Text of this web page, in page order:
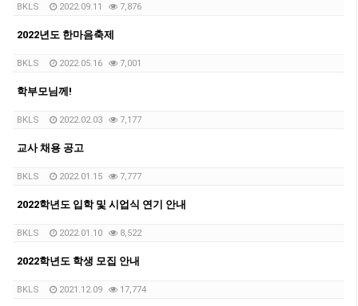
BKLS 2022.09.11 7,876
2022년도 한마음축제
BKLS 2022.05.16 7,001
학부모님께!
BKLS 2022.02.03 7,177
교사 채용 공고
BKLS 2022.01.15 7,777
2022학년도 입학 및 시업식 연기 안내
BKLS 2022.01.10 8,522
2022학년도 학생 모집 안내
BKLS 2021.12.09 17,774